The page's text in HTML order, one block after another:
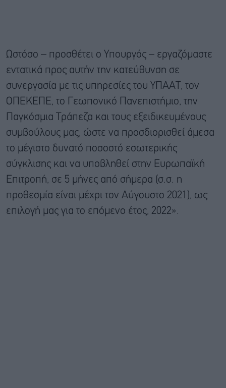
Ωστόσο – προσθέτει ο Υπουργός – εργαζόμαστε
εντατικά προς αυτήν την κατεύθυνση σε
συνεργασία με τις υπηρεσίες του ΥΠΑΑΤ, τον
ΟΠΕΚΕΠΕ, το Γεωπονικό Πανεπιστήμιο, την
Παγκόσμια Τράπεζα και τους εξειδικευμένους
συμβούλους μας, ώστε να προσδιορισθεί άμεσα
το μέγιστο δυνατό ποσοστό εσωτερικής
σύγκλισης και να υποβληθεί στην Ευρωπαϊκή
Επιτροπή, σε 5 μήνες από σήμερα (σ.σ. η
προθεσμία είναι μέχρι τον Αύγουστο 2021), ως
επιλογή μας για το επόμενο έτος, 2022».